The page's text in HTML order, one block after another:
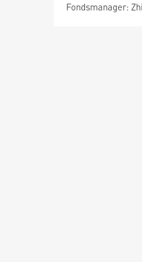
Fondsmanager: